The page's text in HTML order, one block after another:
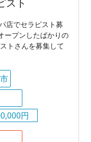
スト
店でセラピスト募
ープンしたばかりの
トさんを募集して
円